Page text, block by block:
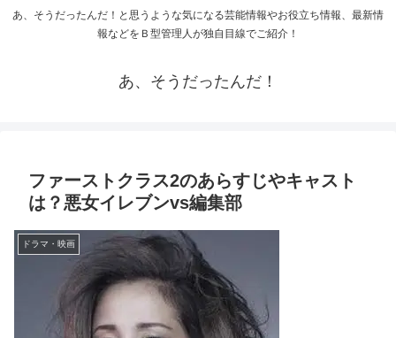
あ、そうだったんだ！と思うような気になる芸能情報やお役立ち情報、最新情
報などをＢ型管理人が独自目線でご紹介！
あ、そうだったんだ！
ファーストクラス2のあらすじやキャスト
は？悪女イレブンvs編集部
ドラマ・映画